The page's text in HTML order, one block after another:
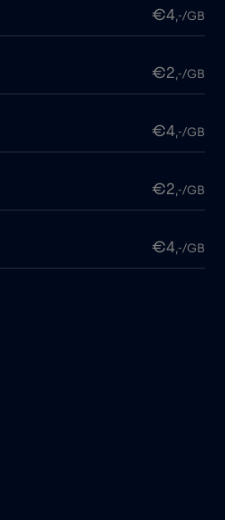
€4,-/GB
€2,-/GB
€4,-/GB
€2,-/GB
€4,-/GB